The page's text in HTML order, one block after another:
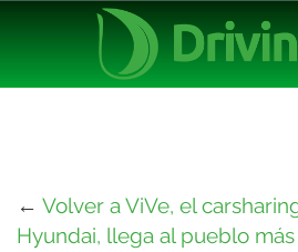
← Volver a ViVe, el
Hyundai, llega al pueblo